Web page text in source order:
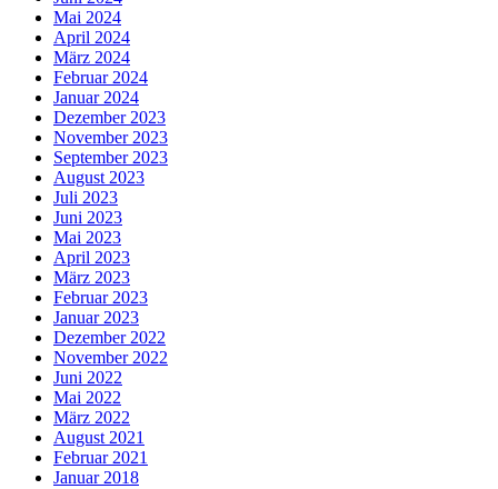
Mai 2024
April 2024
März 2024
Februar 2024
Januar 2024
Dezember 2023
November 2023
September 2023
August 2023
Juli 2023
Juni 2023
Mai 2023
April 2023
März 2023
Februar 2023
Januar 2023
Dezember 2022
November 2022
Juni 2022
Mai 2022
März 2022
August 2021
Februar 2021
Januar 2018